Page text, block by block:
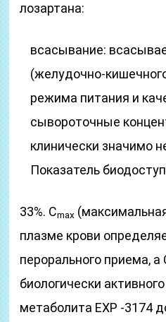
лозартана:
всасывание:
(желудочно-
режима питания и
сывороточные
клинически значимо
Показатель
33%. Cmax
плазме крови
перорального приема, а
биологически
метаболита EXP -3174